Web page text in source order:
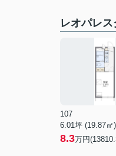
レオパレ
107
6.01坪 (19.87㎡)
8.3万円